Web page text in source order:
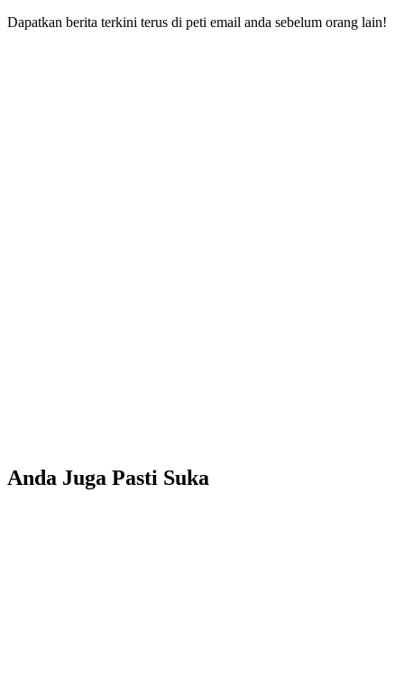
Dapatkan berita terkini terus di peti email anda sebelum orang lain!
Anda Juga Pasti Suka